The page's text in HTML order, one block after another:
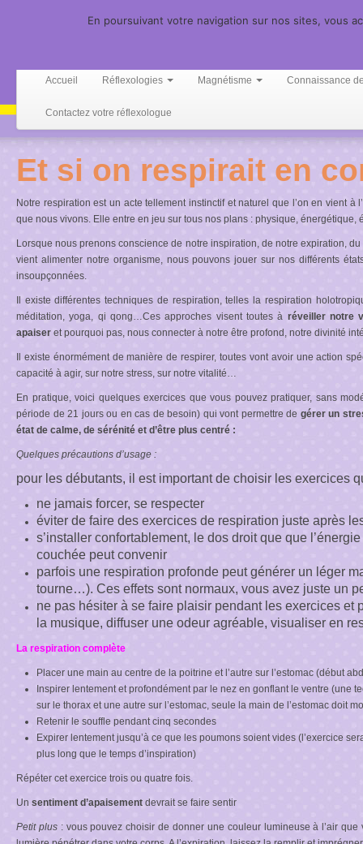
Harmonie de l'Être
Accueil Réflexologies Magnétisme Connaissance
Contactez votre réflexologue
Et si on respirait en
Notre respiration est un acte tellement instinctif et naturel que l’on en vient à
que nous vivons. Elle entre en jeu sur tous nos plans : physique,
Lorsque nous prenons conscience de notre inspiration, de notre expiration,
vient alimenter notre organisme, nous pouvons jouer sur nos différents
insoupçonnées.
Il existe différentes techniques de respiration, telles la respiration
méditation, yoga, qi qong…Ces approches visent toutes à réveiller notre
apaiser et pourquoi pas, nous connecter à notre être profond, notre divinité
Il existe énormément de manière de respirer, toutes vont avoir une action
capacité à agir, sur notre stress, sur notre vitalité…
En pratique, voici quelques exercices que vous pouvez pratiquer, sans
période de 21 jours ou en cas de besoin) qui vont permettre de gérer un
état de calme, de sérénité et d’être plus centré :
Quelques précautions d’usage :
pour les débutants, il est important de choisir les exercices
ne jamais forcer, se respecter
éviter de faire des exercices de respiration juste après
s’installer confortablement, le dos droit que que
couchée peut convenir
parfois une respiration profonde peut générer un léger
tourne…). Ces effets sont normaux, vous avez juste un
ne pas hésiter à se faire plaisir pendant les exercices et
la musique, diffuser une odeur agréable, visualiser en
La respiration complète
Placer une main au centre de la poitrine et l’autre sur l’estomac (début
Inspirer lentement et profondément par le nez en gonflant le ventre (une
sur le thorax et une autre sur l’estomac, seule la main de l’estomac doit
Retenir le souffle pendant cinq secondes
Expirer lentement jusqu’à ce que les poumons soient vides (l’exercice
plus long que le temps d’inspiration)
Répéter cet exercice trois ou quatre fois.
Un sentiment d’apaisement devrait se faire sentir
Petit plus: vous pouvez choisir de donner une couleur lumineuse à l’air que
En poursuivant votre navigation sur nos sites, vous